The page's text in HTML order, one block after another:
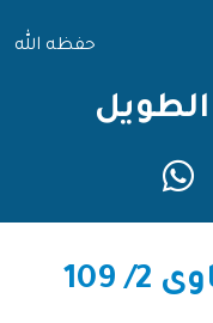
حفظه الله